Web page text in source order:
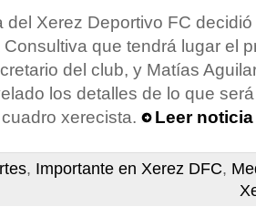
del Xerez Deportivo FC
que tendrá lugar el
del club, y Matías
los detalles de lo que
xerecista.
Leer
, Importante en Xerez DFC,